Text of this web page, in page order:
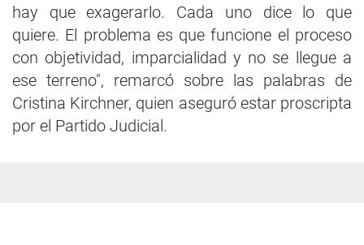
hay que exagerarlo. Cada uno dice lo que
quiere. El problema es que funcione el proceso
con objetividad, imparcialidad y no se llegue a
ese terreno", remarcó sobre las palabras de
Cristina Kirchner, quien aseguró estar proscripta
por el Partido Judicial.